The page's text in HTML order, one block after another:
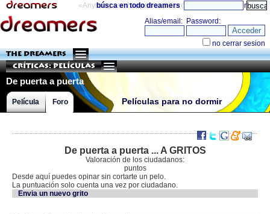
«Anything can happen and it probably will» directorio
búsca en todo dreamers
THE DREAMERS
Críticas: Películas
De puerta a puerta
Películas para no dormir
Película Foro
De puerta a puerta ... A GRITOS
Valoración de los ciudadanos:
puntos
Desde aquí puedes opinar sin cortarte un pelo.
La puntuación solo cuenta una vez por ciudadano.
Envia un nuevo grito